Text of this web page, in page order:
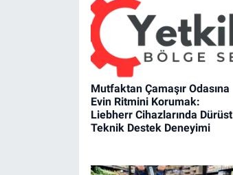
Mutfaktan Çamaşır Odasına
Evin Ritmini Korumak:
Liebherr Cihazlarında Dürüst
Teknik Destek Deneyimi